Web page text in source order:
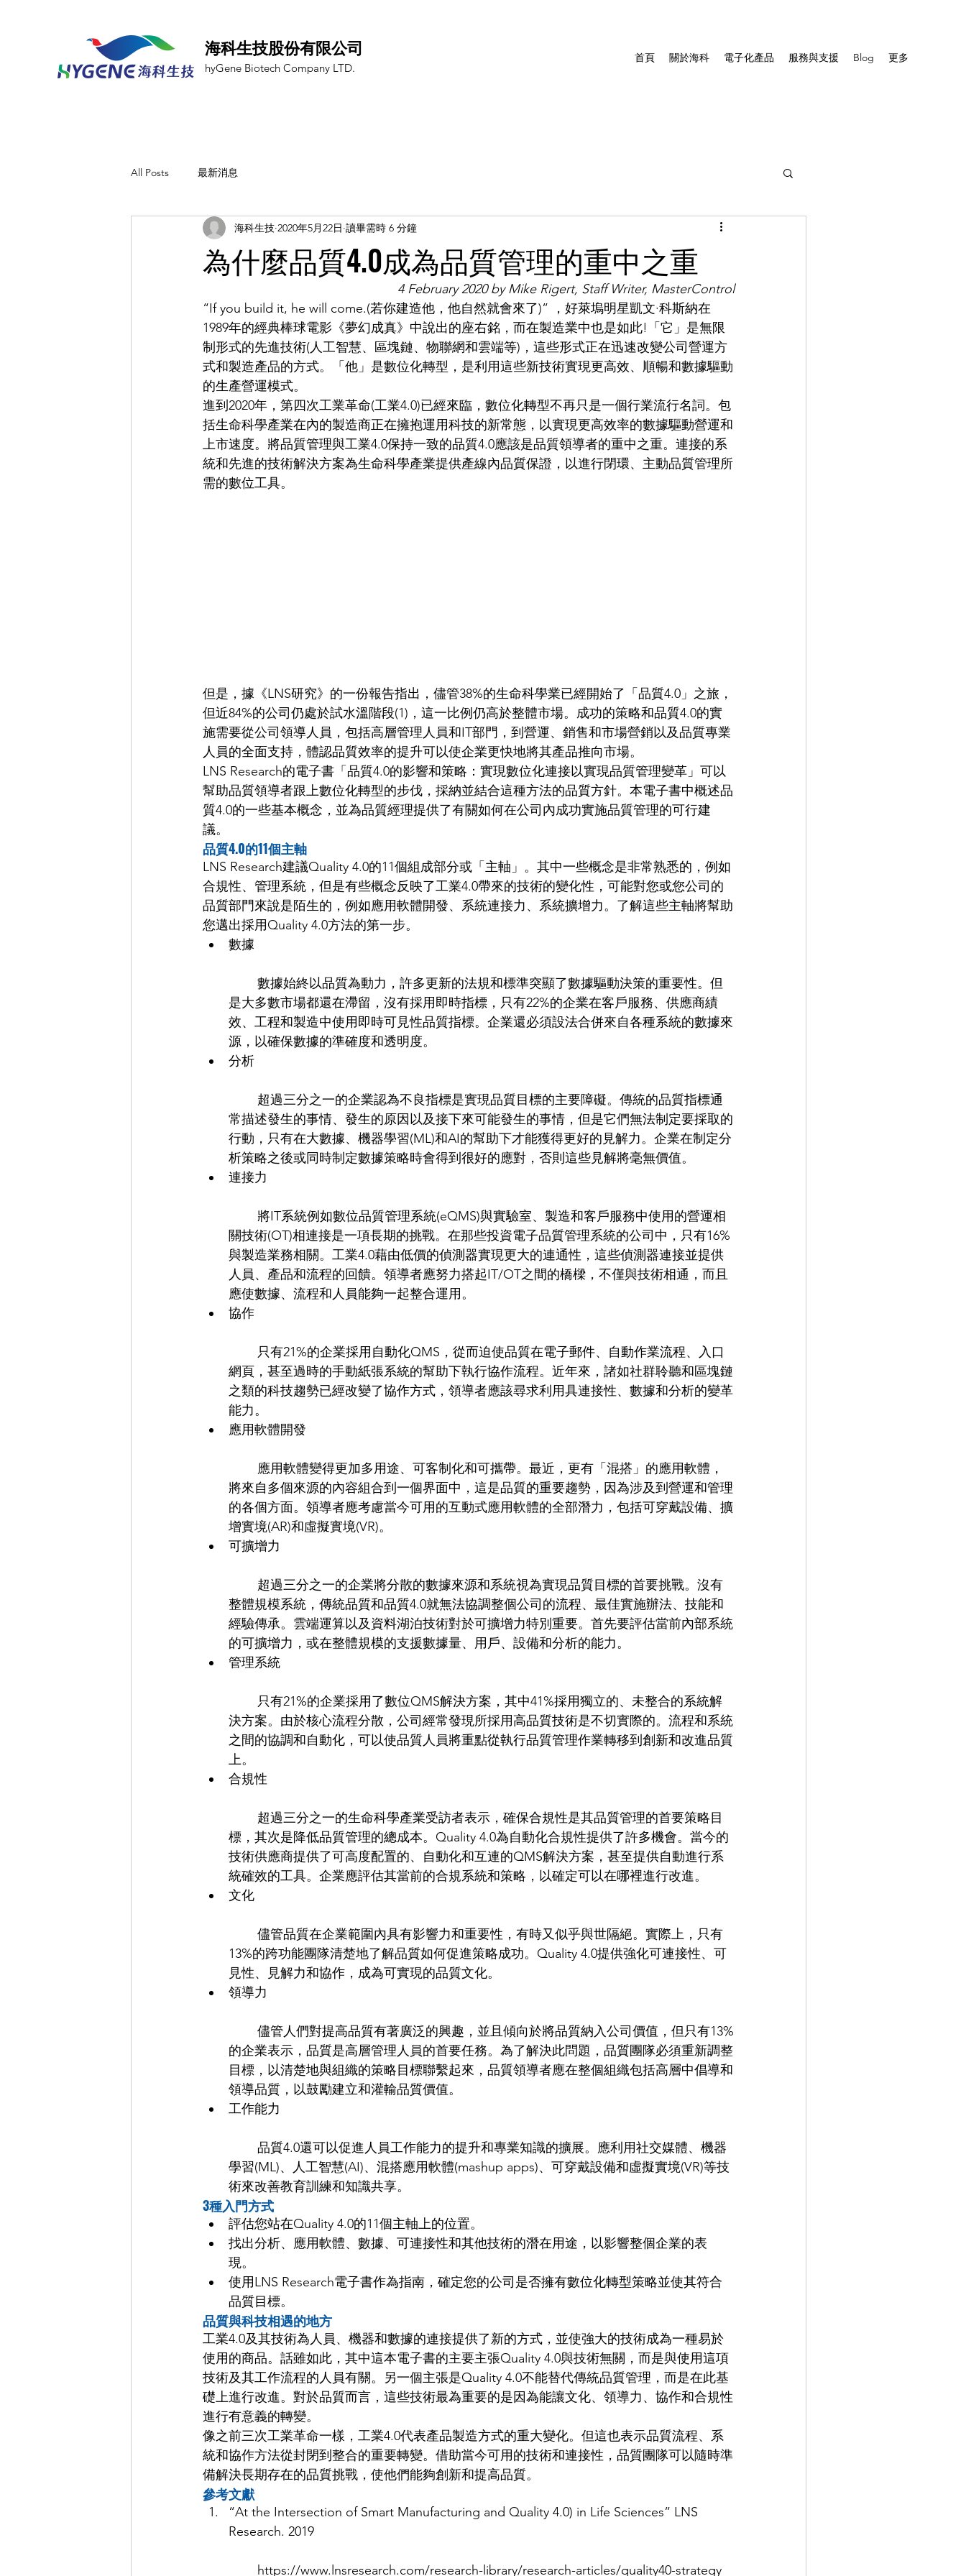
海科生技股份有限公司
hyGene Biotech Company LTD.
首頁 關於海科 電子化產品 服務與支援 Blog 更多
All Posts 最新消息
為什麼品質4.0成為品質管理的重中之重
海科生技 2020年5月22日 讀畢需時 6 分鐘
4 February 2020 by Mike Rigert, Staff Writer, MasterControl
“If you build it, he will come.(若你建造他，他自然就會來了)” ，好萊塢明星凱文·科斯納在
1989年的經典棒球電影《夢幻成真》中說出的座右銘，而在製造業中也是如此!「它」是無限
制形式的先進技術(人工智慧、區塊鏈、物聯網和雲端等)，這些形式正在迅速改變公司營運方
式和製造產品的方式。「他」是數位化轉型，是利用這些新技術實現更高效、順暢和數據驅動
的生產營運模式。
進到2020年，第四次工業革命(工業4.0)已經來臨，數位化轉型不再只是一個行業流行名詞。包
括生命科學產業在內的製造商正在擁抱運用科技的新常態，以實現更高效率的數據驅動營運和
上市速度。將品質管理與工業4.0保持一致的品質4.0應該是品質領導者的重中之重。連接的系
統和先進的技術解決方案為生命科學產業提供產線內品質保證，以進行閉環、主動品質管理所
需的數位工具。
但是，據《LNS研究》的一份報告指出，儘管38%的生命科學業已經開始了「品質4.0」之旅，
但近84%的公司仍處於試水溫階段(1)，這一比例仍高於整體市場。成功的策略和品質4.0的實
施需要從公司領導人員，包括高層管理人員和IT部門，到營運、銷售和市場營銷以及品質專業
人員的全面支持，體認品質效率的提升可以使企業更快地將其產品推向市場。
LNS Research的電子書「品質4.0的影響和策略：實現數位化連接以實現品質管理變革」可以
幫助品質領導者跟上數位化轉型的步伐，採納並結合這種方法的品質方針。本電子書中概述品
質4.0的一些基本概念，並為品質經理提供了有關如何在公司內成功實施品質管理的可行建
議。
品質4.0的11個主軸
LNS Research建議Quality 4.0的11個組成部分或「主軸」。其中一些概念是非常熟悉的，例如
合規性、管理系統，但是有些概念反映了工業4.0帶來的技術的變化性，可能對您或您公司的
品質部門來說是陌生的，例如應用軟體開發、系統連接力、系統擴增力。了解這些主軸將幫助
您邁出採用Quality 4.0方法的第一步。
數據
是大多數市場都還在滯留，沒有採用即時指標，只有22%的企業在客戶服務、供應商績
效、工程和製造中使用即時可見性品質指標。企業還必須設法合併來自各種系統的數據來
源，以確保數據的準確度和透明度。
分析
常描述發生的事情、發生的原因以及接下來可能發生的事情，但是它們無法制定要採取的
行動，只有在大數據、機器學習(ML)和AI的幫助下才能獲得更好的見解力。企業在制定分
析策略之後或同時制定數據策略時會得到很好的應對，否則這些見解將毫無價值。
連接力
關技術(OT)相連接是一項長期的挑戰。在那些投資電子品質管理系統的公司中，只有16%
與製造業務相關。工業4.0藉由低價的偵測器實現更大的連通性，這些偵測器連接並提供
人員、產品和流程的回饋。領導者應努力搭起IT/OT之間的橋樑，不僅與技術相通，而且
應使數據、流程和人員能夠一起整合運用。
協作
網頁，甚至過時的手動紙張系統的幫助下執行協作流程。近年來，諸如社群聆聽和區塊鏈
之類的科技趨勢已經改變了協作方式，領導者應該尋求利用具連接性、數據和分析的變革
能力。
應用軟體開發
將來自多個來源的內容組合到一個界面中，這是品質的重要趨勢，因為涉及到營運和管理
的各個方面。領導者應考慮當今可用的互動式應用軟體的全部潛力，包括可穿戴設備、擴
增實境(AR)和虛擬實境(VR)。
可擴增力
整體規模系統，傳統品質和品質4.0就無法協調整個公司的流程、最佳實施辦法、技能和
經驗傳承。雲端運算以及資料湖泊技術對於可擴增力特別重要。首先要評估當前內部系統
的可擴增力，或在整體規模的支援數據量、用戶、設備和分析的能力。
管理系統
決方案。由於核心流程分散，公司經常發現所採用高品質技術是不切實際的。流程和系統
之間的協調和自動化，可以使品質人員將重點從執行品質管理作業轉移到創新和改進品質
上。
合規性
標，其次是降低品質管理的總成本。Quality 4.0為自動化合規性提供了許多機會。當今的
技術供應商提供了可高度配置的、自動化和互連的QMS解決方案，甚至提供自動進行系
統確效的工具。企業應評估其當前的合規系統和策略，以確定可以在哪裡進行改進。
文化
13%的跨功能團隊清楚地了解品質如何促進策略成功。Quality 4.0提供強化可連接性、可
見性、見解力和協作，成為可實現的品質文化。
領導力
的企業表示，品質是高層管理人員的首要任務。為了解決此問題，品質團隊必須重新調整
目標，以清楚地與組織的策略目標聯繫起來，品質領導者應在整個組織包括高層中倡導和
領導品質，以鼓勵建立和灌輸品質價值。
工作能力
學習(ML)、人工智慧(AI)、混搭應用軟體(mashup apps)、可穿戴設備和虛擬實境(VR)等技
術來改善教育訓練和知識共享。
3種入門方式
評估您站在Quality 4.0的11個主軸上的位置。
找出分析、應用軟體、數據、可連接性和其他技術的潛在用途，以影響整個企業的表
現。
使用LNS Research電子書作為指南，確定您的公司是否擁有數位化轉型策略並使其符合
品質目標。
品質與科技相遇的地方
工業4.0及其技術為人員、機器和數據的連接提供了新的方式，並使強大的技術成為一種易於
使用的商品。話雖如此，其中這本電子書的主要主張Quality 4.0與技術無關，而是與使用這項
技術及其工作流程的人員有關。另一個主張是Quality 4.0不能替代傳統品質管理，而是在此基
礎上進行改進。對於品質而言，這些技術最為重要的是因為能讓文化、領導力、協作和合規性
進行有意義的轉變。
像之前三次工業革命一樣，工業4.0代表產品製造方式的重大變化。但這也表示品質流程、系
統和協作方法從封閉到整合的重要轉變。借助當今可用的技術和連接性，品質團隊可以隨時準
備解決長期存在的品質挑戰，使他們能夠創新和提高品質。
參考文獻
“At the Intersection of Smart Manufacturing and Quality 4.0) in Life Sciences” LNS
Research. 2019
	https://www.lnsresearch.com/research-library/research-articles/quality40-strategy